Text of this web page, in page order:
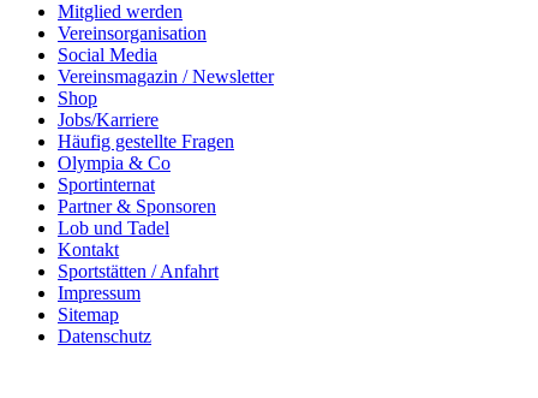
Mitglied werden
Vereinsorganisation
Social Media
Vereinsmagazin / Newsletter
Shop
Jobs/Karriere
Häufig gestellte Fragen
Olympia & Co
Sportinternat
Partner & Sponsoren
Lob und Tadel
Kontakt
Sportstätten / Anfahrt
Impressum
Sitemap
Datenschutz